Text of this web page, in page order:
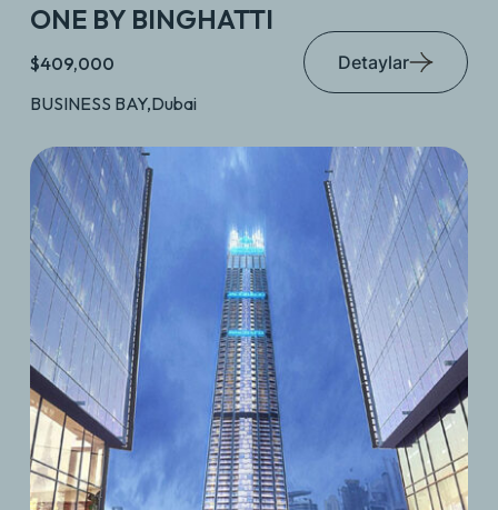
ONE BY BINGHATTI
$409,000
BUSINESS BAY,Dubai
Detaylar